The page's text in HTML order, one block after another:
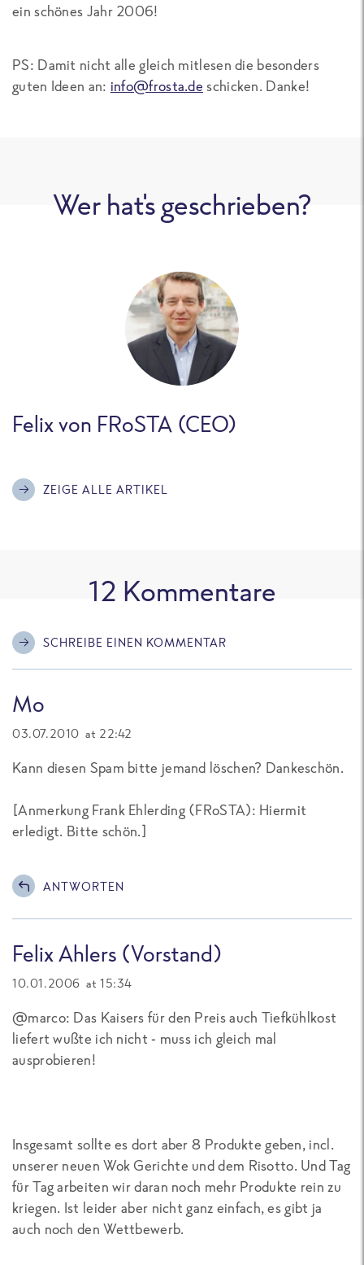
ein schönes Jahr 2006!
PS: Damit nicht alle gleich mitlesen die besonders
guten Ideen an: info@frosta.de schicken. Danke!
Wer hat's geschrieben?
Felix von FRoSTA (CEO)
ZEIGE ALLE ARTIKEL
12 Kommentare
SCHREIBE EINEN KOMMENTAR
Mo
03.07.2010 at 22:42
Kann diesen Spam bitte jemand löschen? Dankeschön.
[Anmerkung Frank Ehlerding (FRoSTA): Hiermit
erledigt. Bitte schön.]
ANTWORTEN
Felix Ahlers (Vorstand)
10.01.2006 at 15:34
@marco: Das Kaisers für den Preis auch Tiefkühlkost
liefert wußte ich nicht - muss ich gleich mal
ausprobieren!
Insgesamt sollte es dort aber 8 Produkte geben, incl.
unserer neuen Wok Gerichte und dem Risotto. Und Tag
für Tag arbeiten wir daran noch mehr Produkte rein zu
kriegen. Ist leider aber nicht ganz einfach, es gibt ja
auch noch den Wettbewerb.